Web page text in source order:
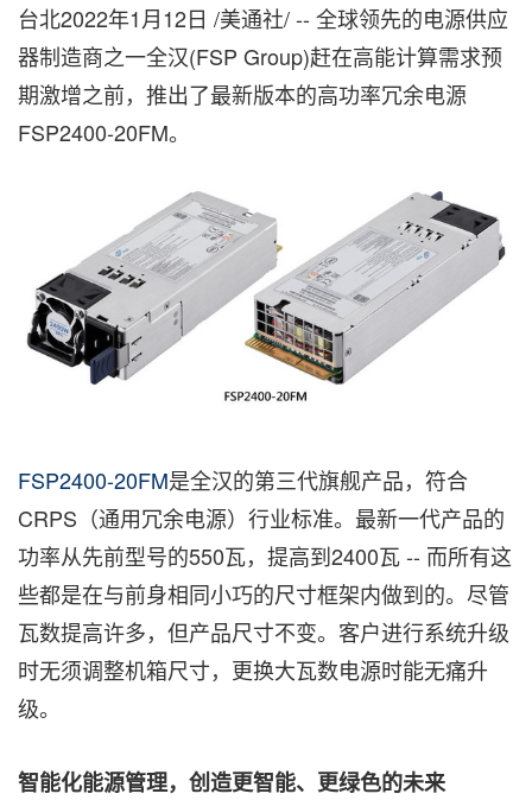
台北2022年1月12日 /美通社/ -- 全球领先的电源供应
器制造商之一全汉(FSP Group)赶在高能计算需求预
期激增之前，推出了最新版本的高功率冗余电源
FSP2400-20FM。
FSP2400-20FM是全汉的第三代旗舰产品，符合
CRPS（通用冗余电源）行业标准。最新一代产品的
功率从先前型号的550瓦，提高到2400瓦 -- 而所有这
些都是在与前身相同小巧的尺寸框架内做到的。尽管
瓦数提高许多，但产品尺寸不变。客户进行系统升级
时无须调整机箱尺寸，更换大瓦数电源时能无痛升
级。
智能化能源管理，创造更智能、更绿色的未来